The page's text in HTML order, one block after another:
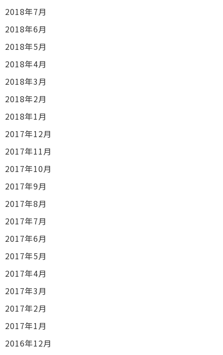
2018年7月
2018年6月
2018年5月
2018年4月
2018年3月
2018年2月
2018年1月
2017年12月
2017年11月
2017年10月
2017年9月
2017年8月
2017年7月
2017年6月
2017年5月
2017年4月
2017年3月
2017年2月
2017年1月
2016年12月